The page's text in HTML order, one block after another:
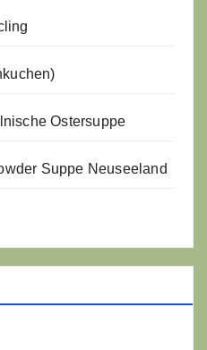
Ostersuppe
Suppe Neuseeland